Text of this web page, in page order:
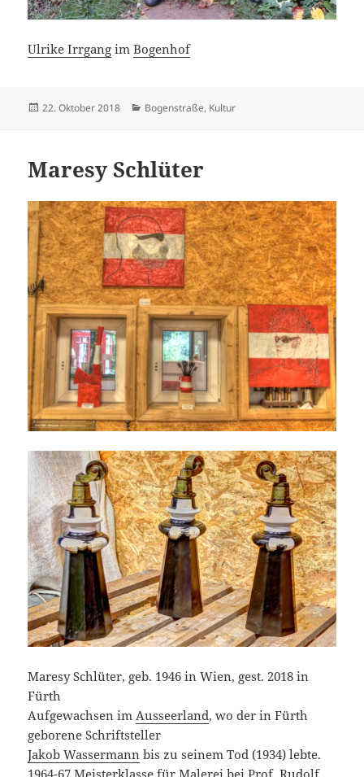
Ulrike Irrgang imBogenhof
Veröffentlicht
22. Oktober 2018 Kategorien
Bogenstraße, Kultur
Maresy Schlüter
Maresy Schlüter, geb. 1946 in Wien, gest. 2018 in
Fürth
Aufgewachsen imAusseerland, wo der in Fürth
geborene Schriftsteller
Jakob Wassermann bis zu seinem Tod (1934) lebte.